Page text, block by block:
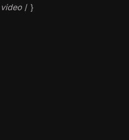
/ }